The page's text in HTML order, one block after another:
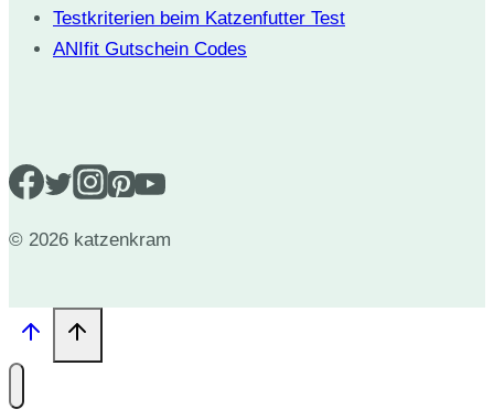
Testkriterien beim Katzenfutter Test
ANIfit Gutschein Codes
© 2026 katzenkram